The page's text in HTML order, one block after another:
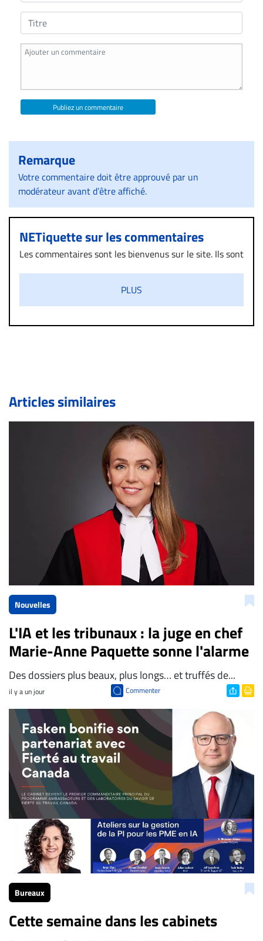
Publiez un commentaire
Remarque
Votre commentaire doit être approuvé par un
modérateur avant d’être affiché.
NETiquette sur les commentaires
Les commentaires sont les bienvenus sur le site. Ils sont
diffamatoire. Si malgré cette politique de modération,
un commentaire publié sur le site vous dérange, prenez
immédiatement contact par courriel (info@droit-
de validation, un droit de réponse.
Bien à vous,
La Rédaction de Droit-inc.com
PLUS
Articles similaires
Nouvelles
L'IA et les tribunaux : la juge en chef
Marie-Anne Paquette sonne l'alarme
Des dossiers plus beaux, plus longs… et truffés de...
il y a un jour Commenter
Bureaux
Cette semaine dans les cabinets